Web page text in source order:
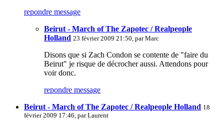
repondre message
Beirut - March of The Zapotec / Realpeople
Holland 23 février 2009 21:50, parMarc
Disons que si Zach Condon se contente de "faire du
Beirut" je risque de décrocher aussi. Attendons pour
voir donc.
repondre message
Beirut - March of The Zapotec / Realpeople Holland 18
février 2009 17:46, parLaurent